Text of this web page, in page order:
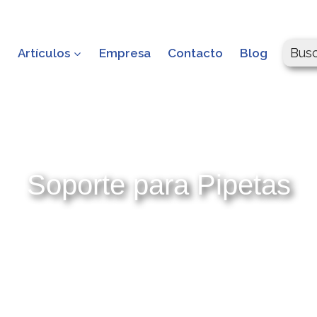
Artículos Empresa Contacto Blog
Soporte para Pipetas